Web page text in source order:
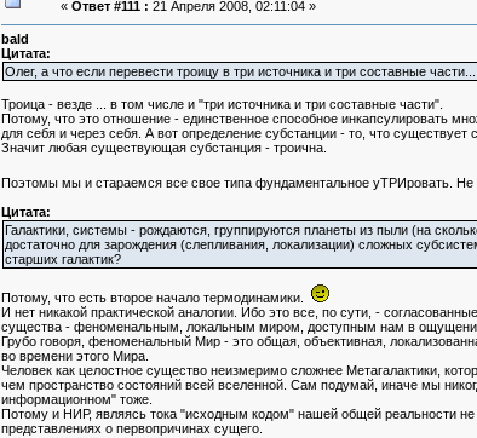
« Ответ #111 : 21 Апреля 2008, 02:11:04 »
bald
Цитата:
Олег, а что если перевести троицу в три источника и три составные части...
Троица - везде ... в том числе и "три источника и три составные части".
Потому, что это отношение - единственное способное инкапсулировать
для себя и через себя. А вот определение субстанции - то, что существует
Значит любая существующая субстанция - троична.
Поэтомы мы и стараемся все свое типа фундаментальное уТРИровать. Не
Цитата:
Галактики, системы - рождаются, группируются планеты из пыли (на
достаточно для зарождения (слепливания, локализации) сложных
старших галактик?
Потому, что есть второе начало термодинамики.
И нет никакой практической аналогии. Ибо это все, по сути, -
существа - феноменальным, локальным миром, доступным нам в
Грубо говоря, феноменальный Мир - это общая, объективная,
во времени этого Мира.
Человек как целостное существо неизмеримо сложнее Метагалактики,
чем пространство состояний всей вселенной. Сам подумай, иначе мы
информационном" тоже.
Потому и НИР, являясь тока "исходным кодом" нашей общей реальности
представлениях о первопричинах сущего.